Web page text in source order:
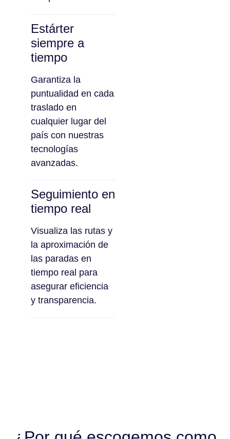
Estárter
siempre a
tiempo
Garantiza la
puntualidad en cada
traslado en
cualquier lugar del
país con nuestras
tecnologías
avanzadas.
Seguimiento en
tiempo real
Visualiza las rutas y
la aproximación de
las paradas en
tiempo real para
asegurar eficiencia
y transparencia.